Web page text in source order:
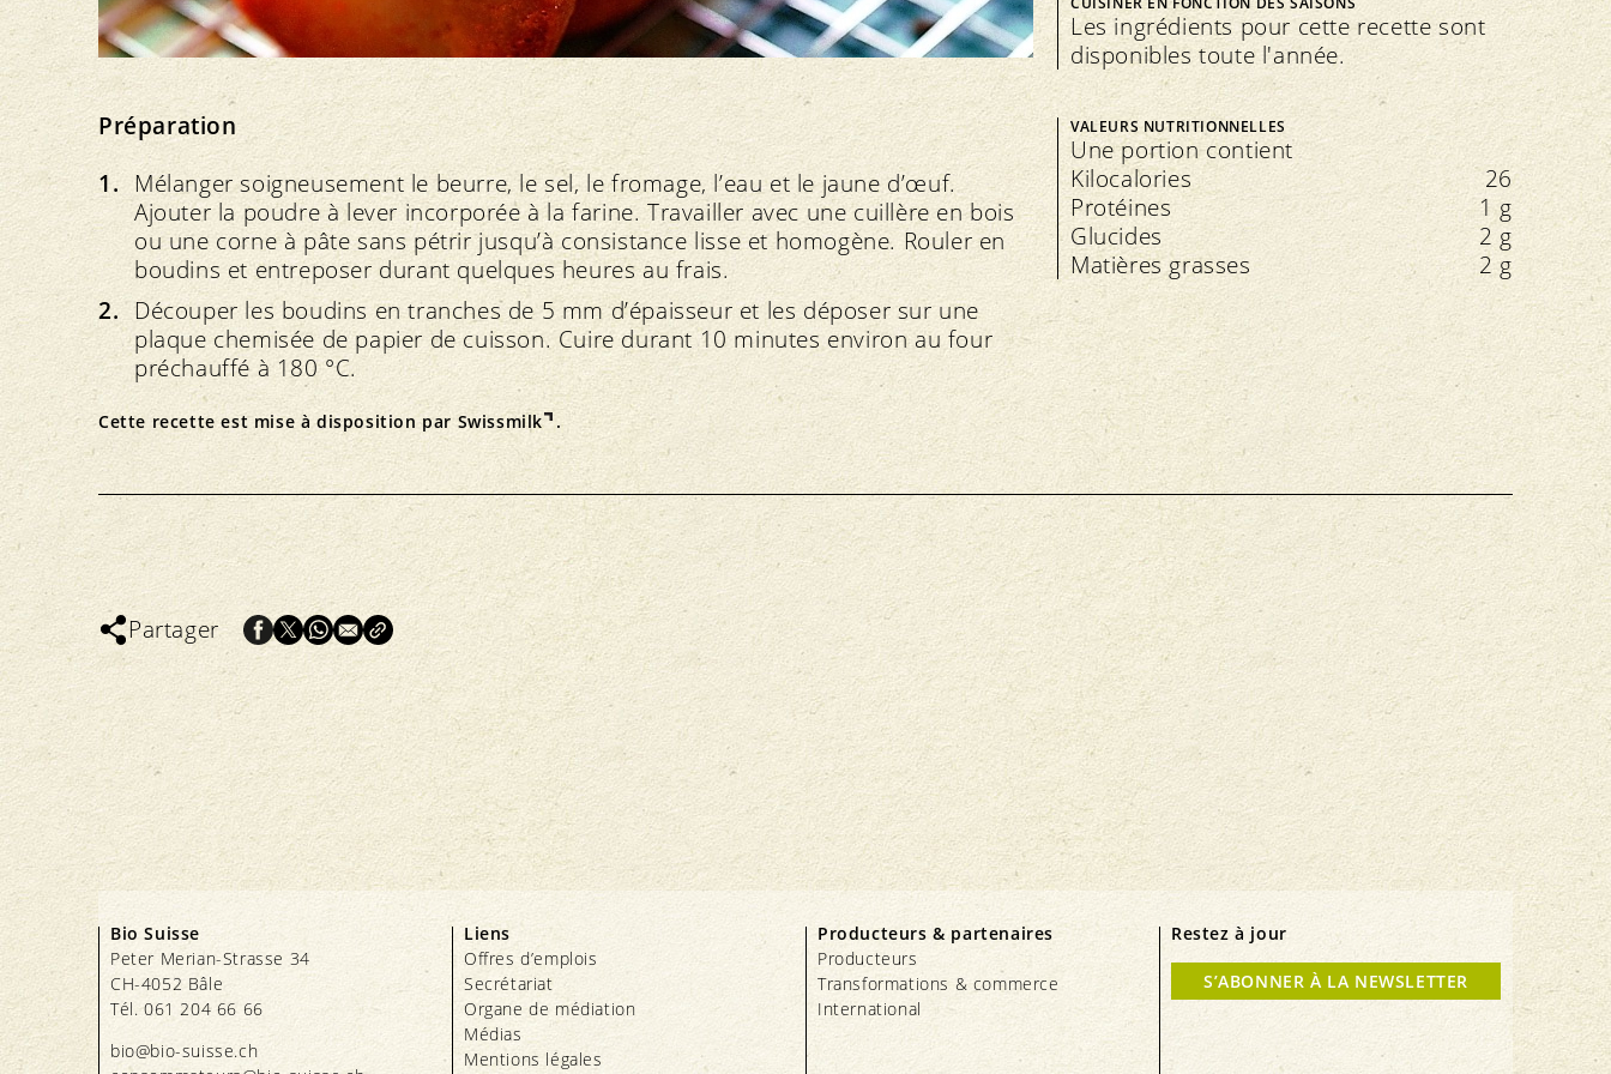
Préparation
Mélanger soigneusement le beurre, le sel, le fromage, l’eau et le jaune d’œuf.
Ajouter la poudre à lever incorporée à la farine. Travailler avec une cuillère en bois
ou une corne à pâte sans pétrir jusqu’à consistance lisse et homogène. Rouler en
boudins et entreposer durant quelques heures au frais.
Découper les boudins en tranches de 5 mm d’épaisseur et les déposer sur une
plaque chemisée de papier de cuisson. Cuire durant 10 minutes environ au four
préchauffé à 180 °C.
Cette recette est mise à disposition parSwissmilk .
Les ingrédients pour cette recette sont
disponibles toute l'année.
VALEURS NUTRITIONNELLES
Une portion contient
Kilocalories
26
Protéines
1 g
Glucides
2 g
Matières grasses
2 g
Partager
Bio Suisse
Peter Merian-Strasse 34
CH-4052 Bâle
Tél. 061 204 66 66
bio@bio-suisse.ch
Liens
Offres d’emplois
Secrétariat
Organe de médiation
Médias
Mentions légales
Producteurs & partenaires
Producteurs
Transformations & commerce
International
Restez à jour
S’ABONNER À LA NEWSLETTER